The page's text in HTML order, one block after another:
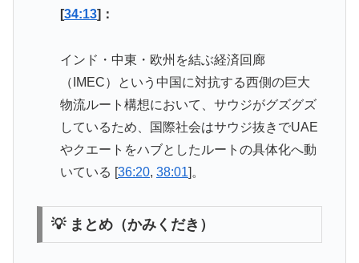
[34:13]：
インド・中東・欧州を結ぶ経済回廊
（IMEC）という中国に対抗する西側の巨大
物流ルート構想において、サウジがグズグズ
しているため、国際社会はサウジ抜きでUAE
やクエートをハブとしたルートの具体化へ動
いている [36:20, 38:01]。
💡 まとめ（かみくだき）